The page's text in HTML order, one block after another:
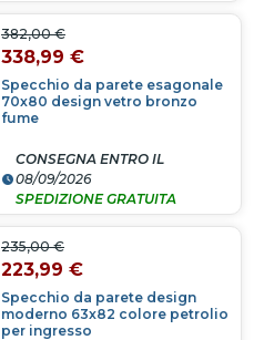
Specchio da parete esagonale
70x80 design vetro bronzo
fume
382,00 €
338,99 €
CONSEGNA ENTRO IL
08/09/2026
SPEDIZIONE GRATUITA
Specchio da parete design
moderno 63x82 colore petrolio
per ingresso
235,00 €
223,99 €